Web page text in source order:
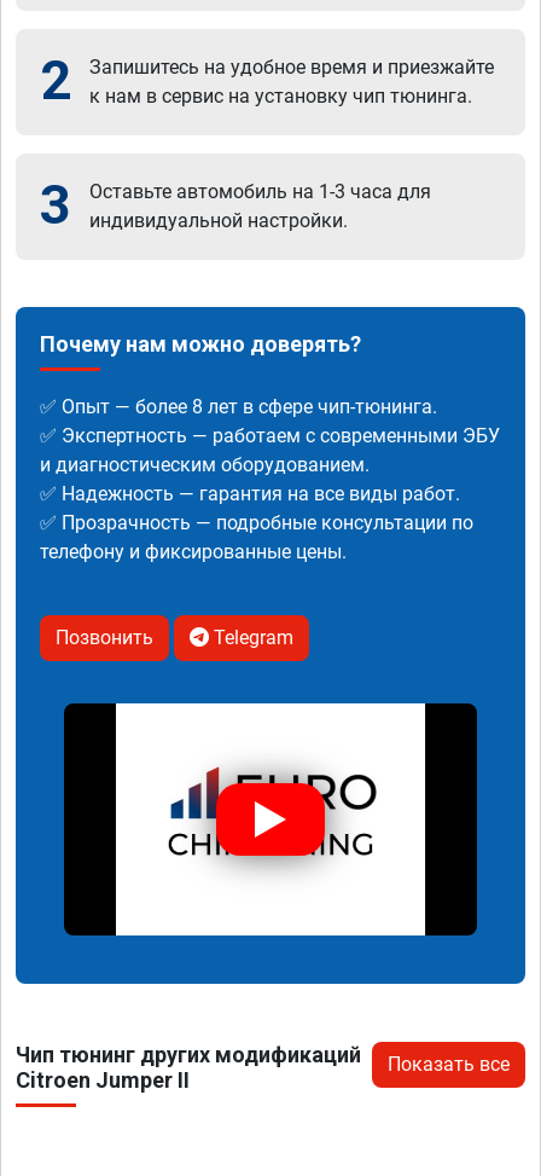
2
Запишитесь на удобное время и приезжайте
к нам в сервис на установку чип тюнинга.
3
Оставьте автомобиль на 1-3 часа для
индивидуальной настройки.
Почему нам можно доверять?
✅ Опыт — более 8 лет в сфере чип-тюнинга.
✅ Экспертность — работаем с современными ЭБУ
и диагностическим оборудованием.
✅ Надежность — гарантия на все виды работ.
✅ Прозрачность — подробные консультации по
телефону и фиксированные цены.
Позвонить Telegram
Чип тюнинг других модификаций
Citroen Jumper II
Показать все